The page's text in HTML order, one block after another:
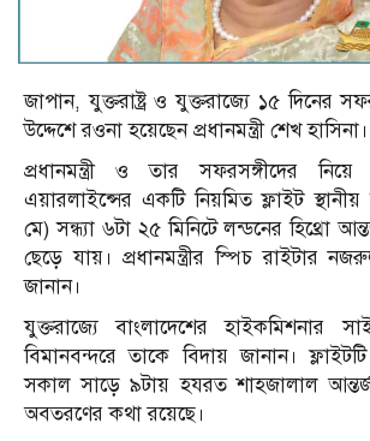
জাপান, যুক্তরাষ্ট্র ও যুক্তরাজ্যে ১৫ দিনের
উদ্দেশে রওনা হয়েছেন প্রধানমন্ত্রী শেখ হাসিনা।
প্রধানমন্ত্রী ও তার সফরসঙ্গীদের নিয়ে
এয়ারলাইন্সের একটি নিয়মিত ফ্লাইট
মে) সন্ধ্যা ৬টা ২৫ মিনিটে লন্ডনের হিথ্রো
ছেড়ে যায়। প্রধানমন্ত্রীর স্পিচ রাইটার
জানান।
যুক্তরাজ্যে বাংলাদেশের হাইকমিশনার
বিমানবন্দরে তাকে বিদায় জানান।
সকাল সাড়ে ৯টায় হযরত শাহজালাল
অবতরণের কথা রয়েছে।